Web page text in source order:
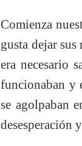
Comienza
gusta dejar
era necesario
funcionaban y
se agolpaban
desesperación